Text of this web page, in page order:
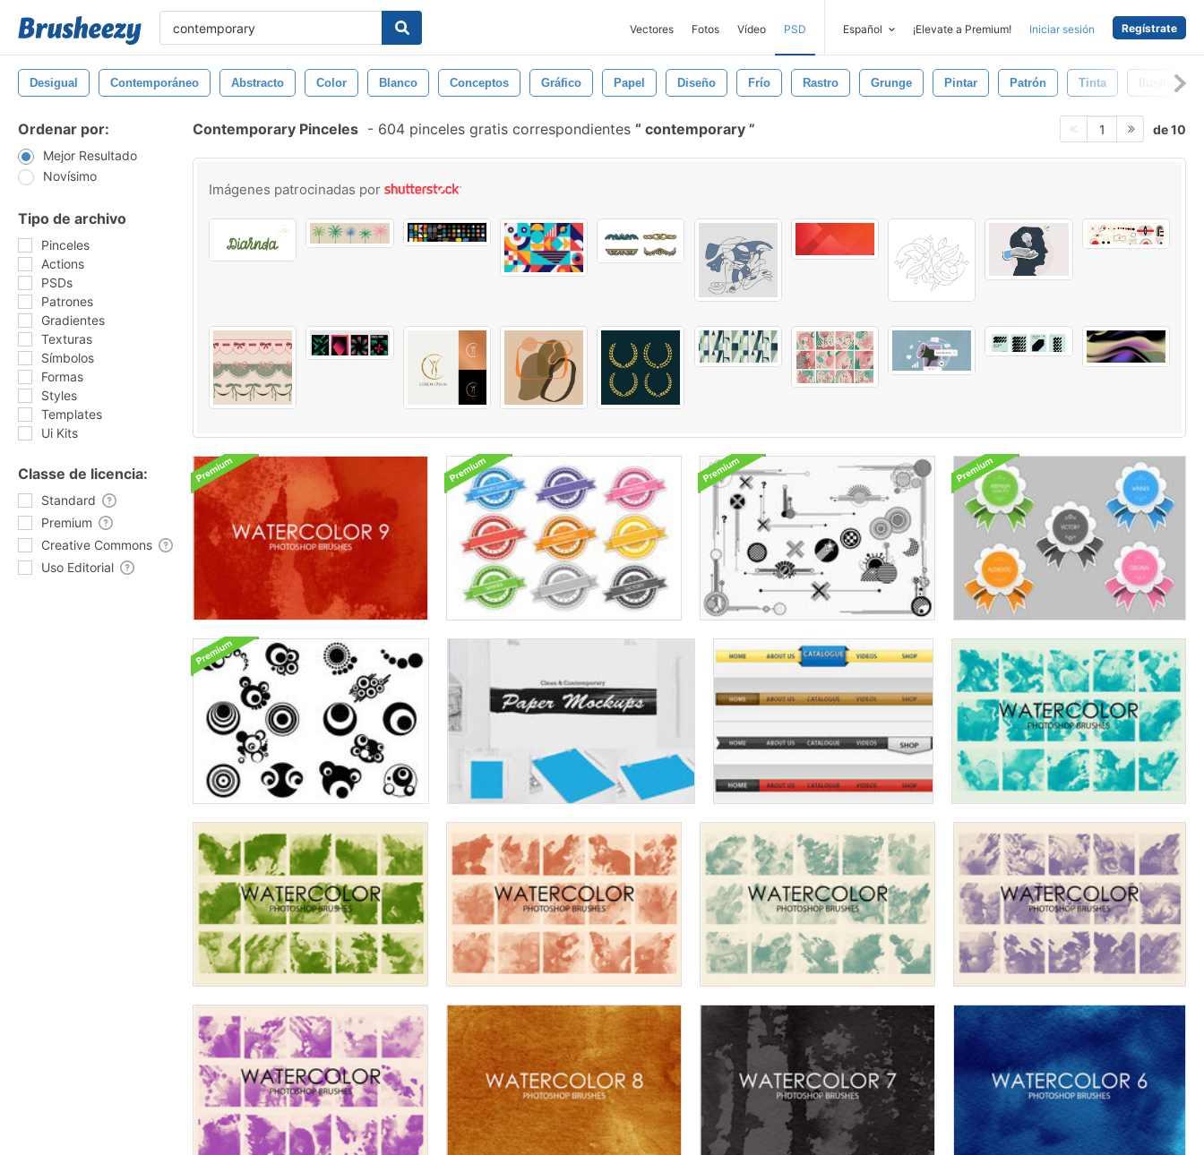
Vectores Fotos Vídeo PSD Español ¡Elevate a Premium! Iniciar sesión Regístrate
Desigual Contemporáneo Abstracto Color Blanco Conceptos Gráfico Papel Diseño Frío Rastro Grunge Pintar Patrón Tinta Ilustración
Ordenar por:
Mejor Resultado
Novísimo
Tipo de archivo
Pinceles
Actions
PSDs
Patrones
Gradientes
Texturas
Símbolos
Formas
Styles
Templates
Ui Kits
Classe de licencia:
Standard
Premium
Creative Commons
Uso Editorial
Contemporary Pinceles - 604 pinceles gratis correspondientes contemporary 1 de 10
Imágenes patrocinadas por